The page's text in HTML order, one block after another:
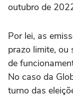
outubro de
Por lei, as
prazo limite, ou
de
No caso da
turno das